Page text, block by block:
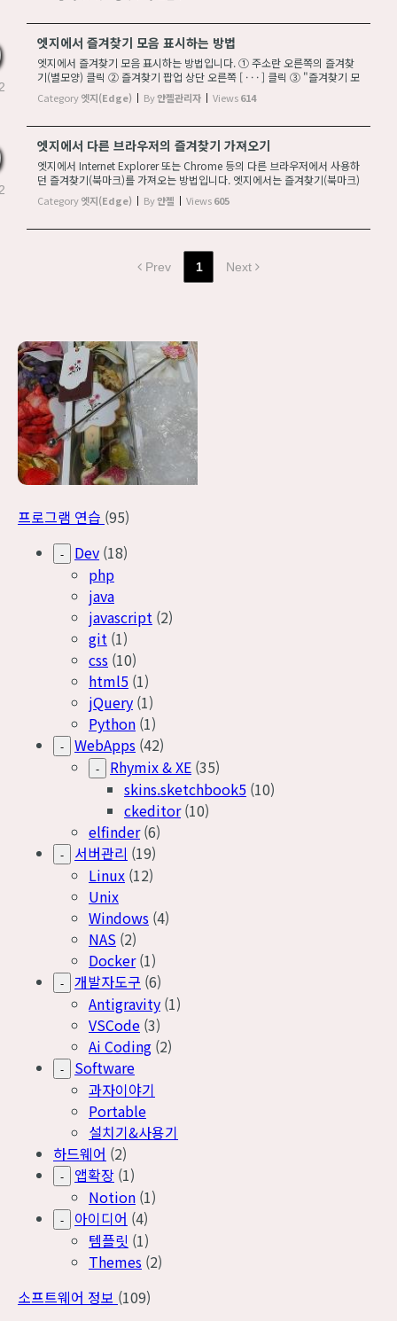
엣지에서 즐겨찾기 모음 표시하는 방법
엣지에서 즐겨찾기 모음 표시하는 방법입니다. ① 주소란 오른쪽의 즐겨찾
기(별모양) 클릭 ② 즐겨찾기 팝업 상단 오른쪽 [ · · · ] 클릭 ③ "즐겨찾기 모
음 표시" → ④ ✔ 항상 에 체크 ⑤ 주소란 아래쪽에 즐겨찾기 모음이 표시
됩니다.
Category엣지(Edge) By얀젤관리자 Views614
엣지에서 다른 브라우저의 즐겨찾기 가져오기
엣지에서 Internet Explorer 또는 Chrome 등의 다른 브라우저에서 사용하
던 즐겨찾기(북마크)를 가져오는 방법입니다. 엣지에서는 즐겨찾기(북마크)
뿐만 아니라 저장되어 있는 비밀번호 등 다른 정보도 같이 가져올 수 있어서
편리합니다.
Category엣지(Edge) By얀젤 Views605
Prev 1 Next
프로그램 연습 (95)
- Dev (18)
php
java
javascript (2)
git (1)
css (10)
html5 (1)
jQuery (1)
Python (1)
- WebApps (42)
- Rhymix & XE (35)
skins.sketchbook5 (10)
ckeditor (10)
elfinder (6)
- 서버관리 (19)
Linux (12)
Unix
Windows (4)
NAS (2)
Docker (1)
- 개발자도구 (6)
Antigravity (1)
VSCode (3)
Ai Coding (2)
-
Software
과자이야기
Portable
설치기&사용기
하드웨어 (2)
- 앱확장 (1)
Notion (1)
- 아이디어 (4)
템플릿 (1)
Themes (2)
소프트웨어 정보 (109)